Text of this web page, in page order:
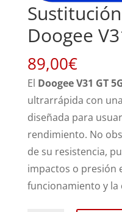
Doogee
89,00€
El Doogee V31 GT
ultrarrápida con
diseñada para
rendimiento. No
de su resistencia,
impactos o presión
funcionamiento y la